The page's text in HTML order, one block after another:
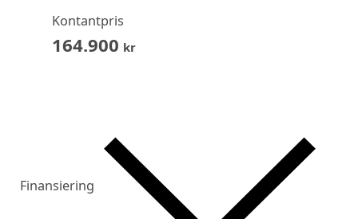
Kontantpris
164.900 kr
Finansiering